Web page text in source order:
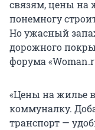
связям, цены на
понемногу
Но ужасный
дорожного
форума
«Цены на жилье
коммуналку.
транспорт —